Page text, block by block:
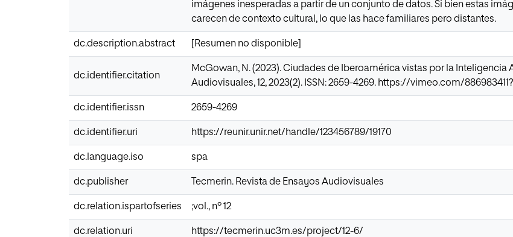
imágenes inesperadas a partir de un conjunto de datos. Si bien estas
carecen de contexto cultural, lo que las hace familiares pero distantes.
dc.description.abstract [Resumen no disponible]
dc.identifier.citation
McGowan, N. (2023). Ciudades de Iberoamérica vistas por la Inteligencia
Audiovisuales, 12, 2023(2). ISSN: 2659-4269. https://vimeo.com/
dc.identifier.issn 2659-4269
dc.identifier.uri https://reunir.unir.net/handle/123456789/19170
dc.language.iso spa
dc.publisher Tecmerin. Revista de Ensayos Audiovisuales
dc.relation.ispartofseries ;vol., nº 12
dc.relation.uri https://tecmerin.uc3m.es/project/12-6/